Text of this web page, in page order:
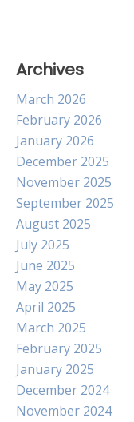
Archives
March 2026
February 2026
January 2026
December 2025
November 2025
September 2025
August 2025
July 2025
June 2025
May 2025
April 2025
March 2025
February 2025
January 2025
December 2024
November 2024